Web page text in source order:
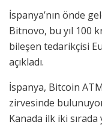
İspanya’nın önde
Bitnovo, bu yıl 100
bileşen tedarikçisi
açıkladı.
İspanya, Bitcoin ATM
zirvesinde
Kanada ilk iki sırada